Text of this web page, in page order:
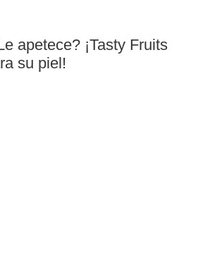
apetece? ¡Tasty Fruits
su piel!